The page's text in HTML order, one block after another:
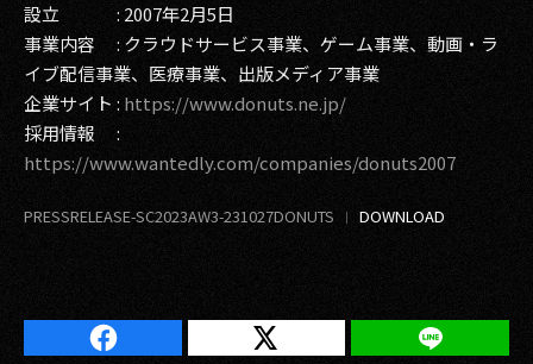
設立 : 2007年2月5日
事業内容 : クラウドサービス事業、ゲーム事業、動画・ラ
イブ配信事業、医療事業、出版メディア事業
企業サイト : https://www.donuts.ne.jp/
採用情報 :
https://www.wantedly.com/companies/donuts2007
PRESSRELEASE-SC2023AW3-231027DONUTS